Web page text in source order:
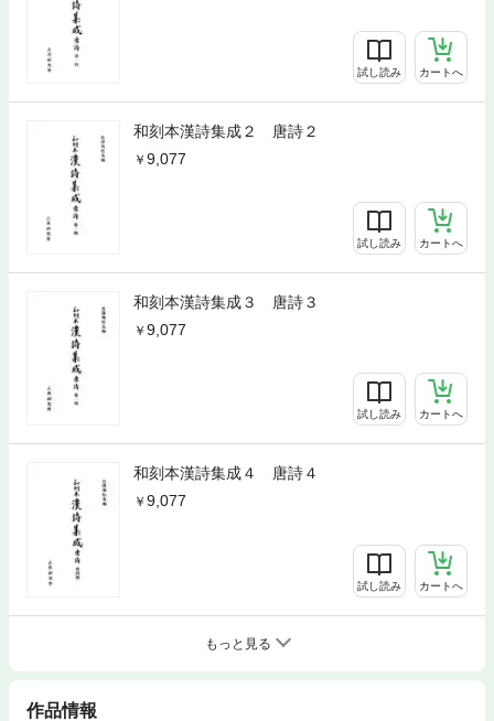
試し読み カートへ
和刻本漢詩集成２ 唐詩２
9,077
試し読み カートへ
和刻本漢詩集成３ 唐詩３
9,077
試し読み カートへ
和刻本漢詩集成４ 唐詩４
9,077
試し読み カートへ
もっと見る
作品情報